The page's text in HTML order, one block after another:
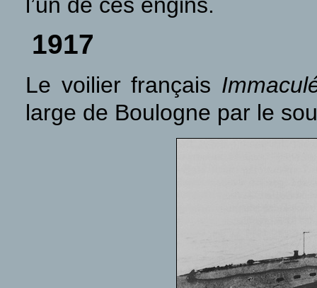
1917
Le voilier français
large de Boulogne par le